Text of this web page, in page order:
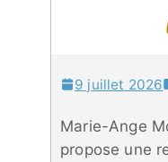
9 juillet 2026
Marie-Ange
propose une